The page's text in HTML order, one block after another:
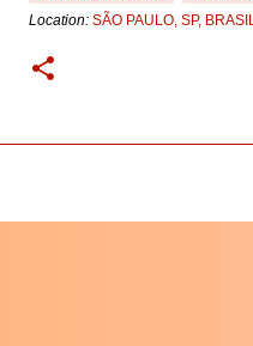
Location: SÃO PAULO, SP, BRASIL